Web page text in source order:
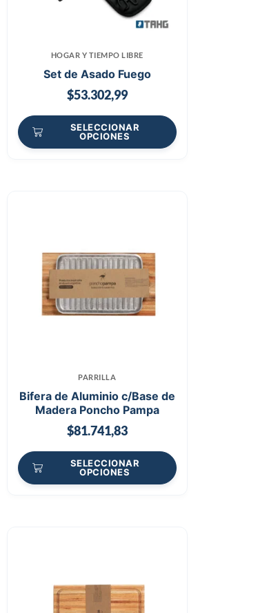
HOGAR Y TIEMPO LIBRE
Set de Asado Fuego
$53.302,99
SELECCIONAR
OPCIONES
PARRILLA
Bifera de Aluminio c/Base de
Madera Poncho Pampa
$81.741,83
SELECCIONAR
OPCIONES